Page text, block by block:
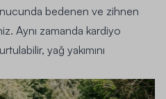
bedenen ve zihnen
Aynı zamanda kardiyo
yağ yakımını